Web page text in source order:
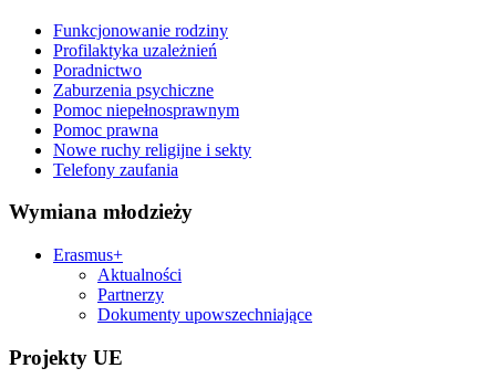
Funkcjonowanie rodziny
Profilaktyka uzależnień
Poradnictwo
Zaburzenia psychiczne
Pomoc niepełnosprawnym
Pomoc prawna
Nowe ruchy religijne i sekty
Telefony zaufania
Wymiana młodzieży
Erasmus+
Aktualności
Partnerzy
Dokumenty upowszechniające
Projekty UE